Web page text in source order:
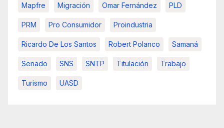
Mapfre Migración Omar Fernández PLD
PRM Pro Consumidor Proindustria
Ricardo De Los Santos Robert Polanco Samaná
Senado SNS SNTP Titulación Trabajo
Turismo UASD